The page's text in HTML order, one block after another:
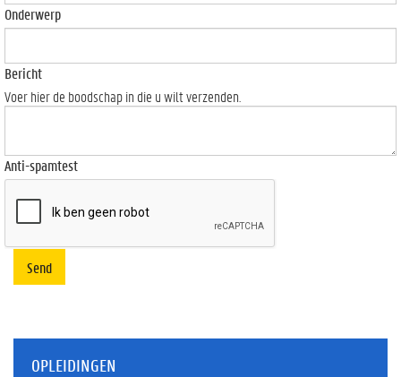
Onderwerp
Bericht
Voer hier de boodschap in die u wilt verzenden.
Anti-spamtest
Send
OPLEIDINGEN